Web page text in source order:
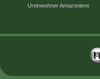
Ureinwohner Amazoniens